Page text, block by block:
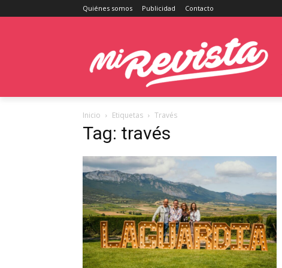
Quiénes somos Publicidad Contacto
Inicio Etiquetas Través
Tag: través